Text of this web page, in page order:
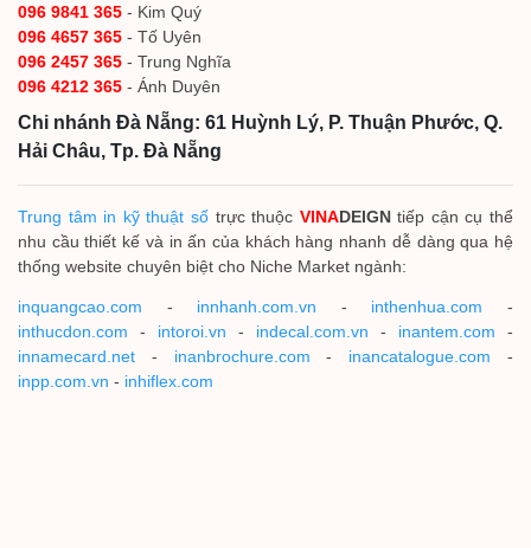
096 9841 365 - Kim Quý
096 4657 365 - Tố Uyên
096 2457 365 - Trung Nghĩa
096 4212 365 - Ánh Duyên
Chi nhánh Đà Nẵng: 61 Huỳnh Lý, P. Thuận Phước, Q.
Hải Châu, Tp. Đà Nẵng
Trung tâm in kỹ thuật sốtrực thuộc VINADEIGNtiếp cận cụ thể
nhu cầu thiết kế và in ấn của khách hàng nhanh dễ dàng qua hệ
thống website chuyên biệt cho Niche Market ngành:
inquangcao.com - innhanh.com.vn - inthenhua.com -
inthucdon.com - intoroi.vn - indecal.com.vn - inantem.com -
innamecard.net - inanbrochure.com - inancatalogue.com -
inpp.com.vn - inhiflex.com